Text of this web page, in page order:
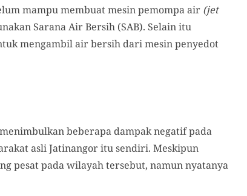
mampu membuat mesin pemompa air (jet
Sarana Air Bersih (SAB). Selain itu
mengambil air bersih dari mesin penyedot
beberapa dampak negatif pada
asli Jatinangor itu sendiri. Meskipun
pesat pada wilayah tersebut, namun nyatanya